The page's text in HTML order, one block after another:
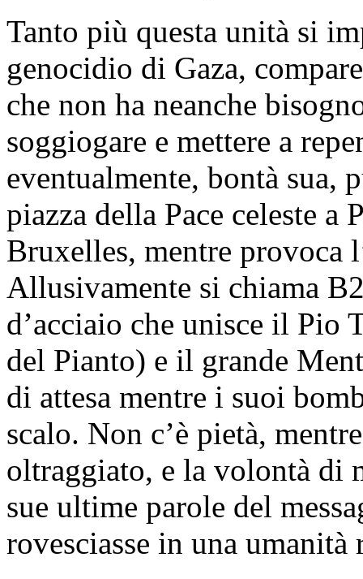
Tanto più questa unità si
genocidio di Gaza,
che non ha neanche
soggiogare e mettere a
eventualmente, bontà sua,
piazza della Pace celeste
Bruxelles, mentre provoca
Allusivamente si chiama
d’acciaio che unisce il Pio
del Pianto) e il grande
di attesa mentre i suoi
scalo. Non c’è pietà,
oltraggiato, e la volontà di
sue ultime parole del
rovesciasse in una